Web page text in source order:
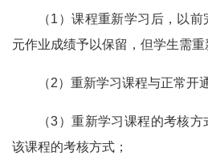
（1）课程重新学习后，以
元作业成绩予以保留，但学生需重
（2）重新学习课程与正常开
（3）重新学习课程的考核
该课程的考核方式；